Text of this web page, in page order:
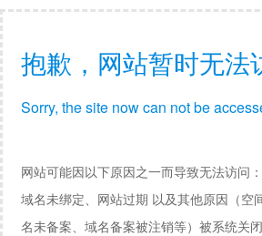
抱歉，网站暂时无法
Sorry, the site now can not be
网站可能因以下原因之一而导致无法访问：
域名未绑定、网站过期 以及其他原因（空
名未备案、域名备案被注销等）被系统关闭